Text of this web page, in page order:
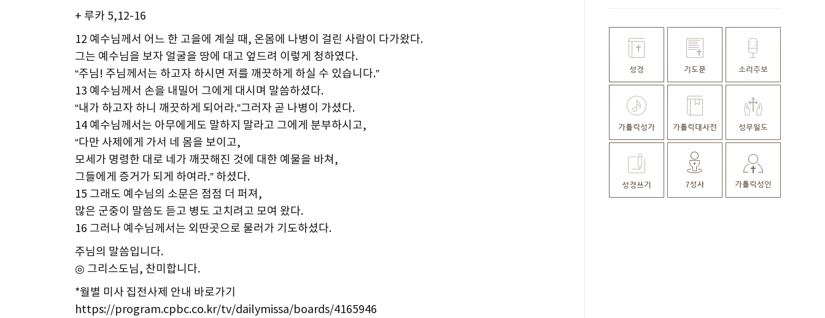
+ 루카 5,12-16
12 예수님께서 어느 한 고을에 계실 때, 온몸에 나병이 걸린 사람이 다가왔다.
그는 예수님을 보자 얼굴을 땅에 대고 엎드려 이렇게 청하였다.
“주님! 주님께서는 하고자 하시면 저를 깨끗하게 하실 수 있습니다.”
13 예수님께서 손을 내밀어 그에게 대시며 말씀하셨다.
“내가 하고자 하니 깨끗하게 되어라.”그러자 곧 나병이 가셨다.
14 예수님께서는 아무에게도 말하지 말라고 그에게 분부하시고,
“다만 사제에게 가서 네 몸을 보이고,
모세가 명령한 대로 네가 깨끗해진 것에 대한 예물을 바쳐,
그들에게 증거가 되게 하여라.” 하셨다.
15 그래도 예수님의 소문은 점점 더 퍼져,
많은 군중이 말씀도 듣고 병도 고치려고 모여 왔다.
16 그러나 예수님께서는 외딴곳으로 물러가 기도하셨다.
주님의 말씀입니다.
◎ 그리스도님, 찬미합니다.
*월별 미사 집전사제 안내 바로가기
https://program.cpbc.co.kr/tv/dailymissa/boards/4165946